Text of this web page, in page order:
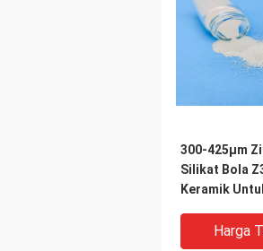
300-425μm
Silikat Bola
Keramik
Harga